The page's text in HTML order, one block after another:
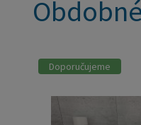
Doporučujeme